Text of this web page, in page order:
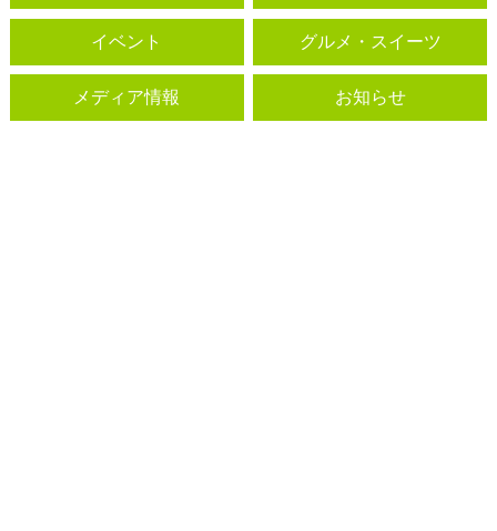
イベント グルメ・スイーツ
メディア情報 お知らせ